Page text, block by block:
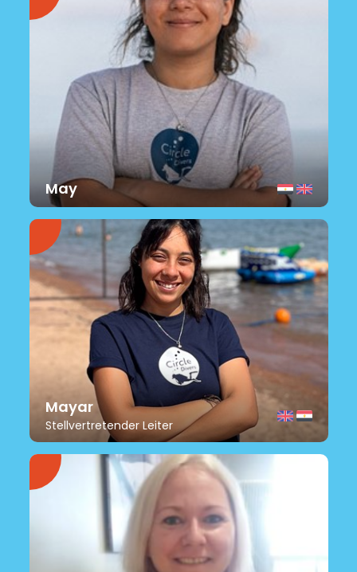
May
Mayar
Stellvertretender Leiter